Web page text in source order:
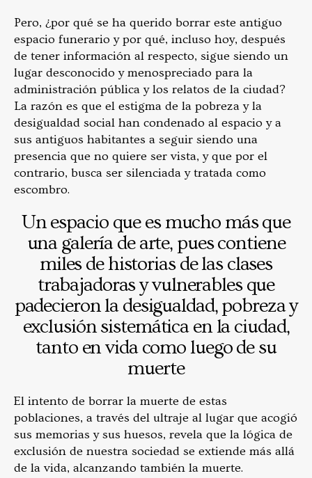
Pero, ¿por qué se ha querido borrar este antiguo
espacio funerario y por qué, incluso hoy, después
de tener información al respecto, sigue siendo un
lugar desconocido y menospreciado para la
administración pública y los relatos de la ciudad?
La razón es que el estigma de la pobreza y la
desigualdad social han condenado al espacio y a
sus antiguos habitantes a seguir siendo una
presencia que no quiere ser vista, y que por el
contrario, busca ser silenciada y tratada como
escombro.
Un espacio que es mucho más que
una galería de arte, pues contiene
miles de historias de las clases
trabajadoras y vulnerables que
padecieron la desigualdad, pobreza y
exclusión sistemática en la ciudad,
tanto en vida como luego de su
muerte
El intento de borrar la muerte de estas
poblaciones, a través del ultraje al lugar que acogió
sus memorias y sus huesos, revela que la lógica de
exclusión de nuestra sociedad se extiende más allá
de la vida, alcanzando también la muerte.